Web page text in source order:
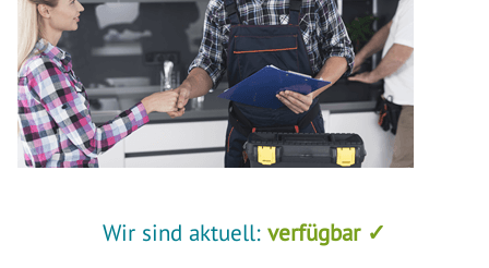
Wir sind aktuell: verfügbar ✓